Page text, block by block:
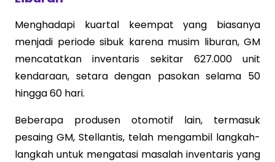
Menghadapi kuartal keempat yang biasanya
menjadi periode sibuk karena musim liburan, GM
mencatatkan inventaris sekitar 627.000 unit
kendaraan, setara dengan pasokan selama 50
hingga 60 hari.
Beberapa produsen otomotif lain, termasuk
pesaing GM, Stellantis, telah mengambil langkah-
langkah untuk mengatasi masalah inventaris yang